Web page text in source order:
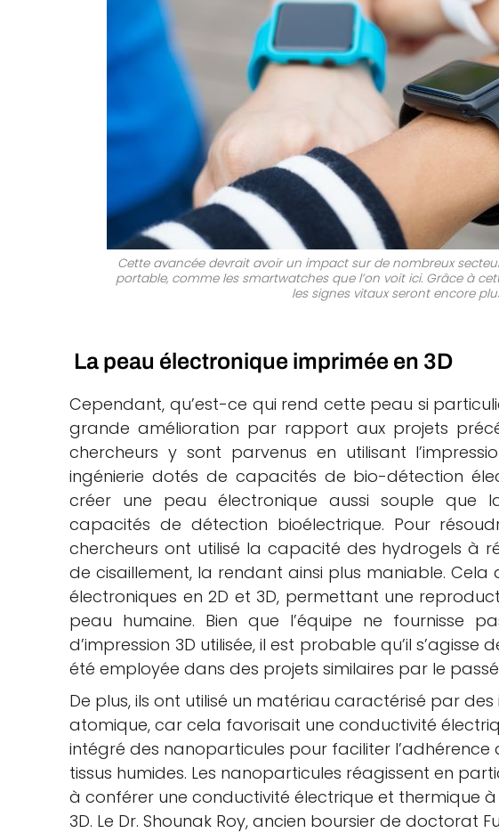
Cette avancée devrait avoir un impact sur de nombreux
portable, comme les smartwatches que l’on voit ici. Grâce à
les signes vitaux seront encore
La peau électronique imprimée en 3D
Cependant, qu’est-ce qui rend cette peau si
grande amélioration par rapport aux projets
chercheurs y sont parvenus en utilisant
ingénierie dotés de capacités de bio-détection
créer une peau électronique aussi souple que
capacités de détection bioélectrique. Pour
chercheurs ont utilisé la capacité des hydrogels à
de cisaillement, la rendant ainsi plus maniable.
électroniques en 2D et 3D, permettant une
peau humaine. Bien que l’équipe ne fournisse
d’impression 3D utilisée, il est probable qu’il s’agisse
été employée dans des projets similaires par le
De plus, ils ont utilisé un matériau caractérisé par
atomique, car cela favorisait une conductivité
intégré des nanoparticules pour faciliter
tissus humides. Les nanoparticules réagissent en
à conférer une conductivité électrique et thermique
3D. Le Dr. Shounak Roy, ancien boursier de doctorat